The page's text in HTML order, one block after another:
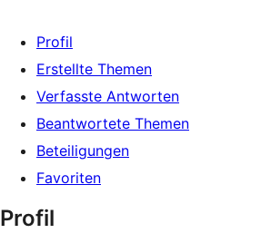
Profil
Erstellte Themen
Verfasste Antworten
Beantwortete Themen
Beteiligungen
Favoriten
Profil